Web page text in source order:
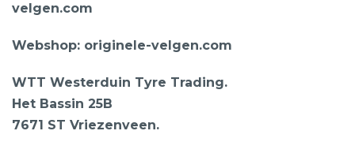
velgen.com
Webshop: originele-velgen.com
WTT Westerduin Tyre Trading.
Het Bassin 25B
7671 ST Vriezenveen.